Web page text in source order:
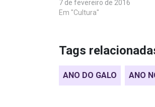
7 de fevereiro de 2016
Em "Cultura"
Tags
ANO DO GALO ANO